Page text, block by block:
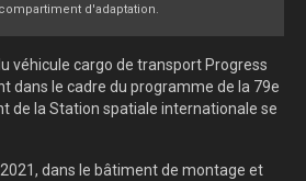
d'adaptation.
véhicule cargo de transport Progress
dans le cadre du programme de la 79e
de la Station spatiale internationale se
dans le bâtiment de montage et